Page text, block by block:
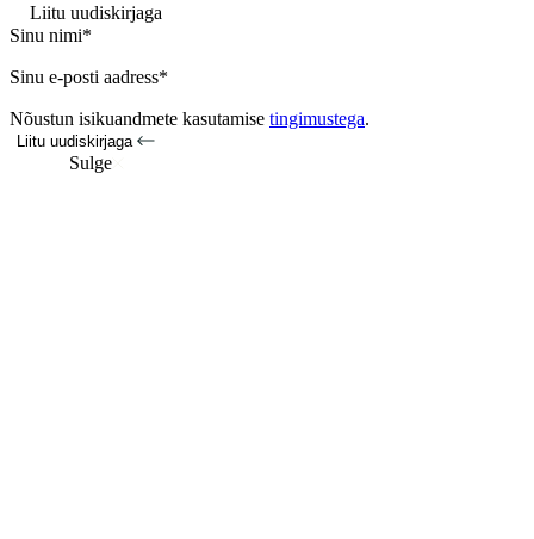
Liitu uudiskirjaga
Sinu nimi*
Sinu e-posti aadress*
Nõustun isikuandmete kasutamise tingimustega.
Liitu uudiskirjaga
Sulge